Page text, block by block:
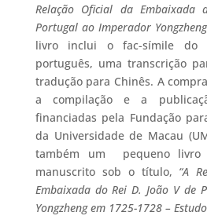
Relação Oficial da
Portugal ao Imperador
livro inclui o fac-símile do
português, uma transcrição
tradução para Chinês. A
a compilação e a
financiadas pela Fundação
da Universidade de Macau
também um pequeno livro
manuscrito sob o título, “A
Embaixada do Rei D. João V de
Yongzheng em 1725-1728 –